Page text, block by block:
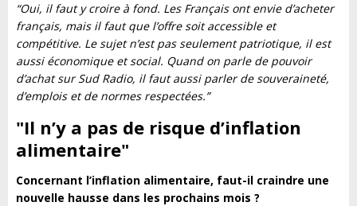
“Oui, il faut y croire à fond. Les Français ont envie d’acheter
français, mais il faut que l’offre soit accessible et
compétitive. Le sujet n’est pas seulement patriotique, il est
aussi économique et social. Quand on parle de pouvoir
d’achat sur Sud Radio, il faut aussi parler de souveraineté,
d’emplois et de normes respectées.”
"Il n’y a pas de risque d’inflation
alimentaire"
Concernant l’inflation alimentaire, faut-il craindre une
nouvelle hausse dans les prochains mois ?